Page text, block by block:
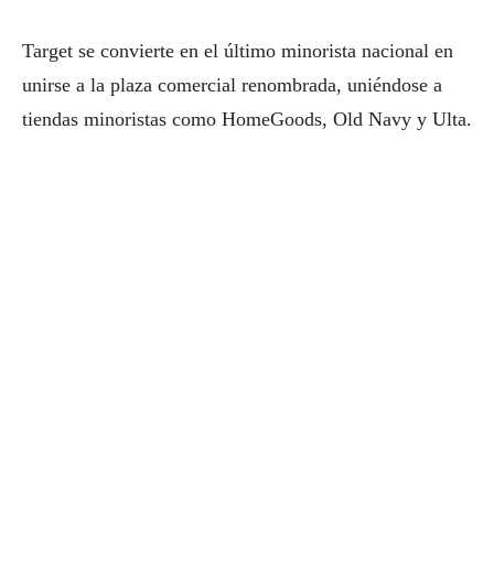
Target se convierte en el último minorista nacional en
unirse a la plaza comercial renombrada, uniéndose a
tiendas minoristas como HomeGoods, Old Navy y Ulta.